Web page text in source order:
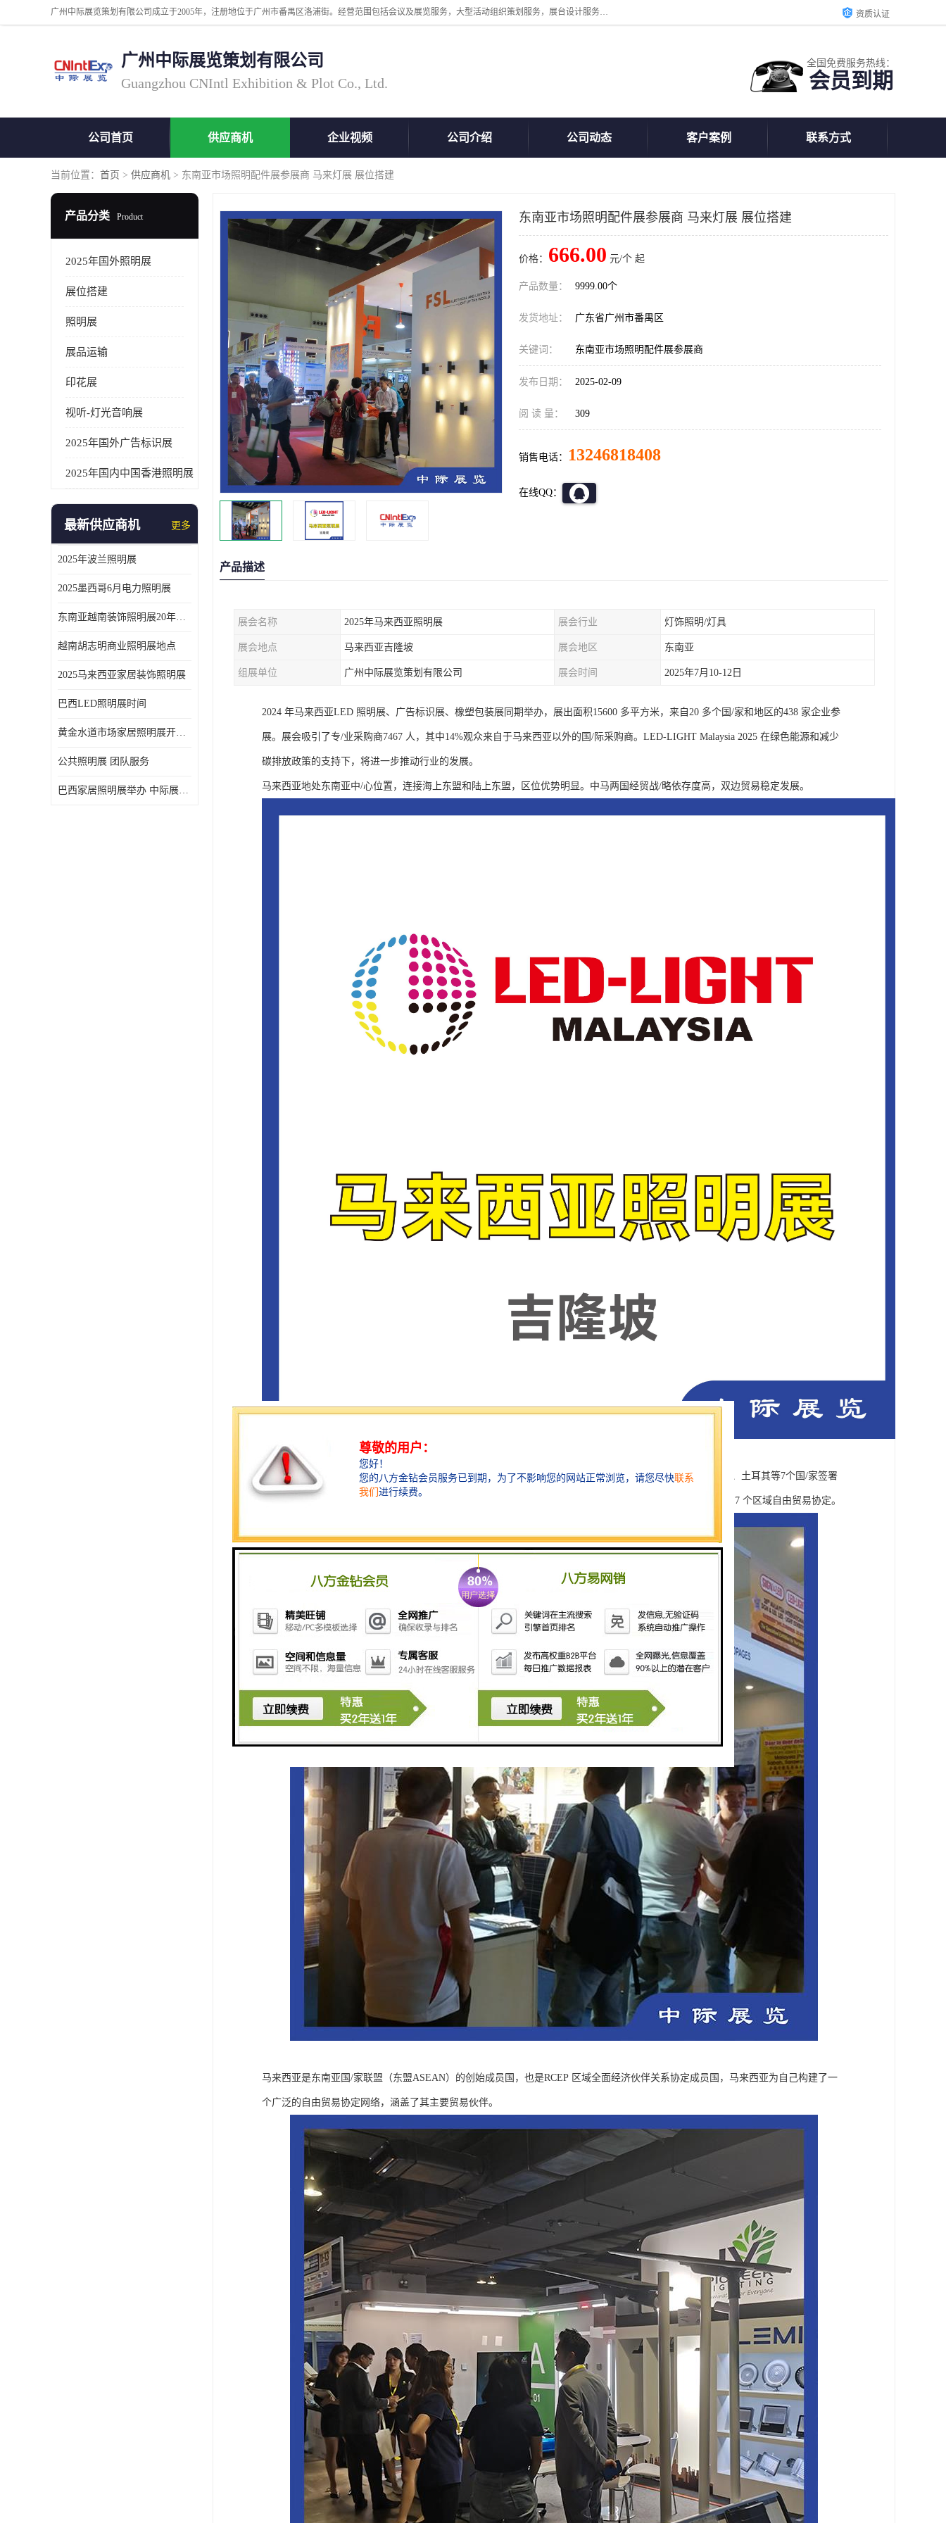
广州中际展览策划有限公司成立于2005年，注册地位于广州市番禺区洛浦街。经营范围包括会议及展览服务，大型活动组织策划服务，展台设计服务，广告业等；主要从事国外广告、标识、印花、LED、照明、光电、灯光、音响、视听、电子展览会等，展位预定-展品运输-签证-行程安排-补贴一站式服务。 资质认证
广州中际展览策划有限公司
Guangzhou CNIntl Exhibition & Plot Co., Ltd.
全国免费服务热线：
会员到期
公司首页 供应商机 企业视频 公司介绍 公司动态 客户案例 联系方式
当前位置： 首页 > 供应商机 > 东南亚市场照明配件展参展商 马来灯展 展位搭建
产品分类 Product
2025年国外照明展
展位搭建
照明展
展品运输
印花展
视听-灯光音响展
2025年国外广告标识展
2025年国内中国香港照明展
最新供应商机 更多
2025年波兰照明展
2025墨西哥6月电力照明展
东南亚越南装饰照明展20年外展服务经验
越南胡志明商业照明展地点
2025马来西亚家居装饰照明展
巴西LED照明展时间
黄金水道市场家居照明展开展时间 20年外展服务经验 LED-LIGHT MALAYSIA
公共照明展 团队服务
巴西家居照明展举办 中际展览 20年服务经验
东南亚市场照明配件展参展商 马来灯展 展位搭建
价格： 666.00 元/个 起
产品数量： 9999.00个
发货地址： 广东省广州市番禺区
关键词： 东南亚市场照明配件展参展商
发布日期： 2025-02-09
阅 读 量： 309
销售电话： 13246818408
在线QQ：
产品描述
展会名称 2025年马来西亚照明展 展会行业 灯饰照明/灯具
展会地点 马来西亚吉隆坡 展会地区 东南亚
组展单位 广州中际展览策划有限公司 展会时间 2025年7月10-12日
2024 年马来西亚LED 照明展、广告标识展、橡塑包装展同期举办，展出面积15600 多平方米，来自20 多个国/家和地区的438 家企业参
展。展会吸引了专/业采购商7467 人，其中14%观众来自于马来西亚以外的国/际采购商。LED-LIGHT Malaysia 2025 在绿色能源和减少
碳排放政策的支持下，将进一步推动行业的发展。
马来西亚地处东南亚中/心位置，连接海上东盟和陆上东盟，区位优势明显。中马两国经贸战/略依存度高，双边贸易稳定发展。
截至2021 年4 月，马共签署了16 个自由贸易协定。包括与澳大利亚、智利、印度、日/本、新西兰、巴基斯坦、土耳其等7个国/家签署
的双边自由贸易协定，以及作为东盟成员，与中国、韩国、日本、澳大利亚、新西兰、印度、中国香港签署的7 个区域自由贸易协定。
马来西亚是东南亚国/家联盟（东盟ASEAN）的创始成员国，也是RCEP 区域全面经济伙伴关系协定成员国，马来西亚为自己构建了一
个广泛的自由贸易协定网络，涵盖了其主要贸易伙伴。